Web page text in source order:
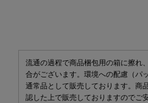
流通の過程で商品梱包用の箱に擦れ
合がございます。環境への配慮（パ
通常品として販売しております。商
認した上で販売しておりますのでご